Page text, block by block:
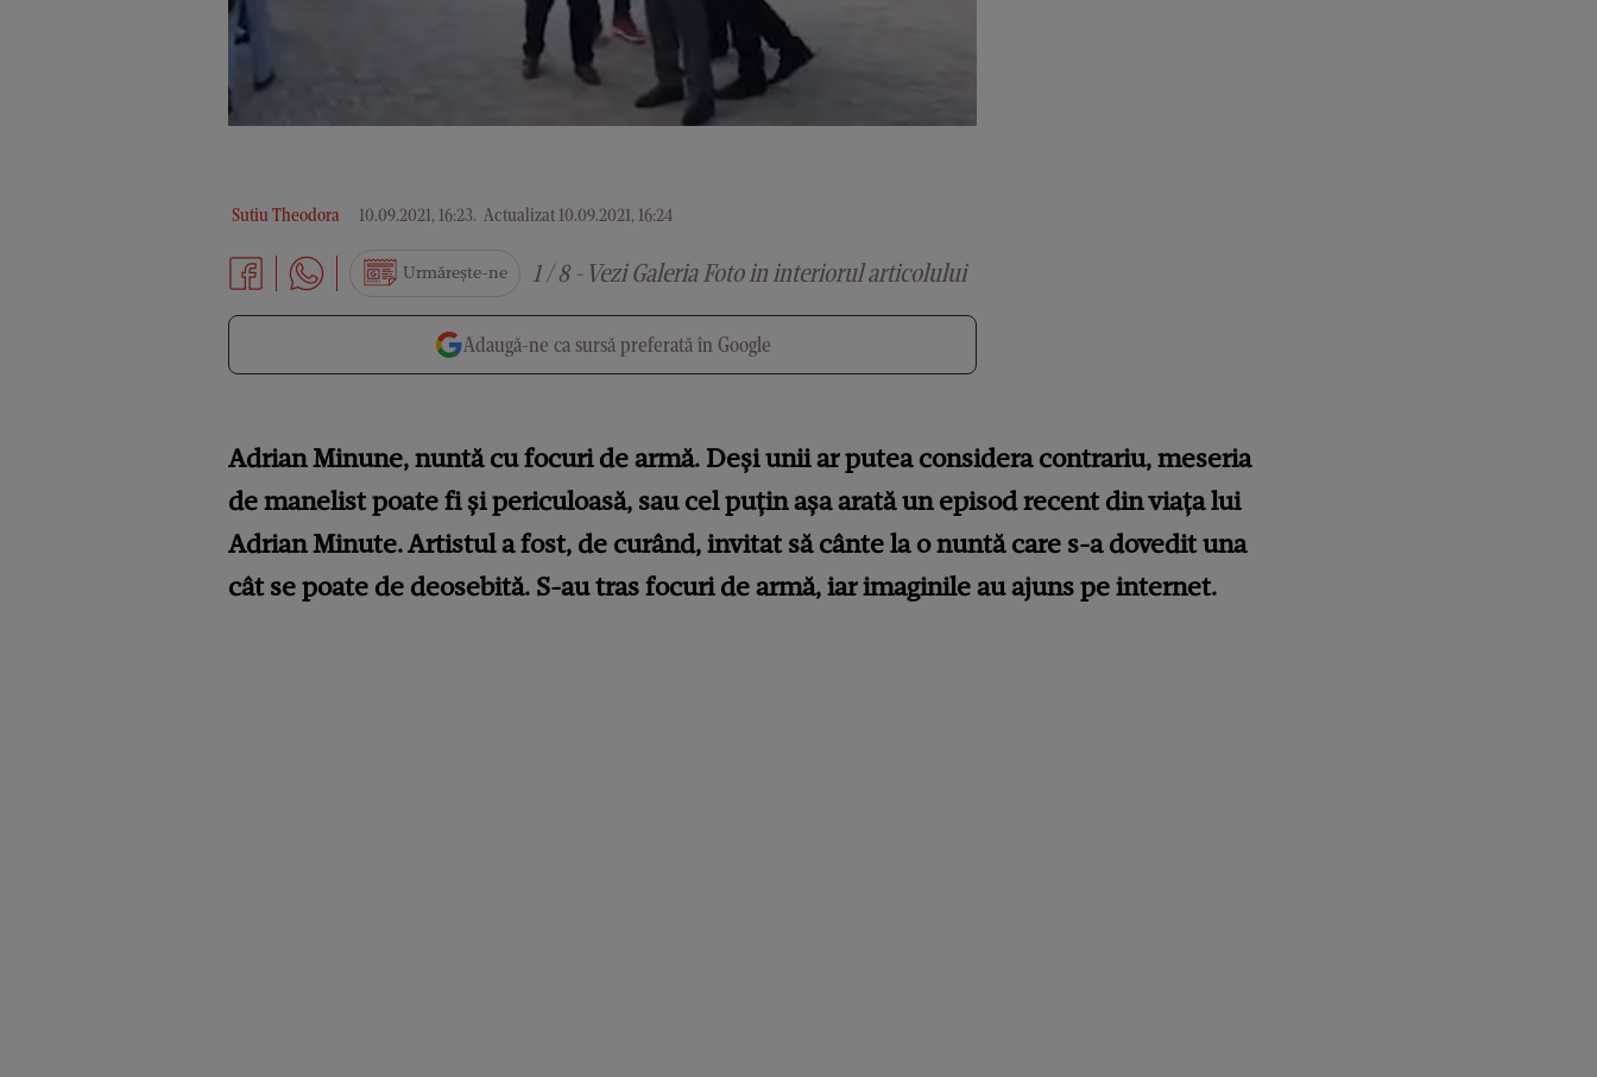
Sutiu Theodora 10.09.2021, 16:23. Actualizat 10.09.2021, 16:24
Urmărește-ne 1 / 8 - Vezi Galeria Foto in interiorul articolului
Adaugă-ne ca sursă preferată în Google
Adrian Minune, nuntă cu focuri de armă. Deși unii ar putea considera contrariu, meseria
de manelist poate fi și periculoasă, sau cel puțin așa arată un episod recent din viața lui
Adrian Minute. Artistul a fost, de curând, invitat să cânte la o nuntă care s-a dovedit una
cât se poate de deosebită. S-au tras focuri de armă, iar imaginile au ajuns pe internet.